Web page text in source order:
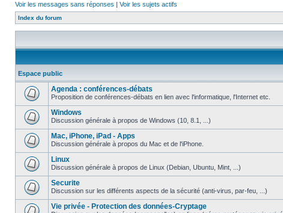
Voir les messages sans réponses | Voir les sujets actifs
Index du forum
Espace public
Agenda : conférences-débats
Proposition de conférences-débats en lien avec l'informatique, l'Internet etc.
Windows
Discussion générale à propos de Windows (10, 8.1, ...)
Mac, iPhone, iPad - Apps
Discussion générale à propos du Mac et de l'iPhone.
Linux
Discussion générale à propos de Linux (Debian, Ubuntu, Mint, ...)
Securite
Discussion sur les différents aspects de la sécurité (anti-virus, par-feu, ...)
Vie privée - Protection des données-Cryptage